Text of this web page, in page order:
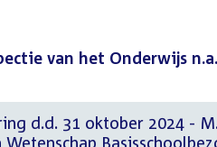
van het Onderwijs
d.d. 31 oktober 2024 -